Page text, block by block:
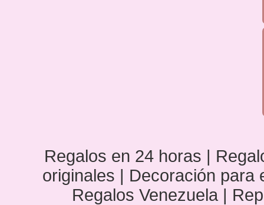
Regalos en 24 horas |
originales | Decoración para
Regalos Venezuela |